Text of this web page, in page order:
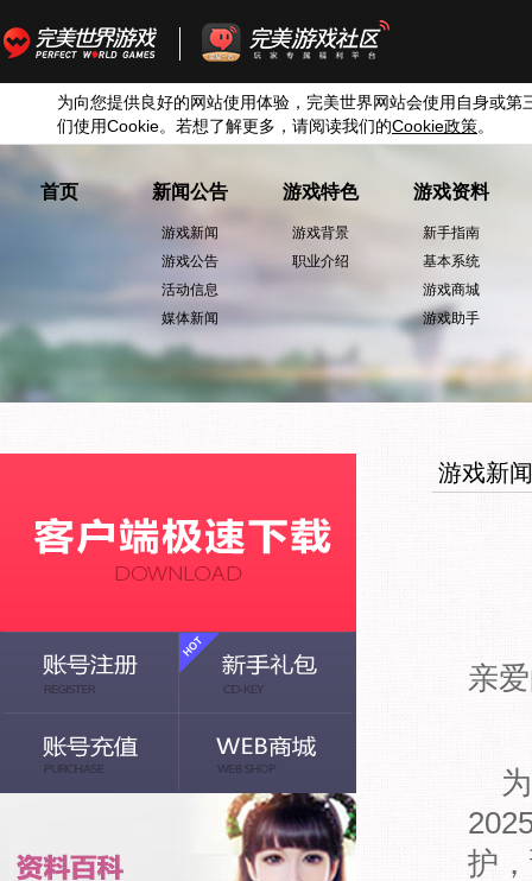
为向您提供良好的网站使用体验，完美世界网站会使用自身或第
们使用Cookie。若想了解更多，请阅读我们的Cookie政策。
首页 新闻公告
游戏新闻
游戏公告
活动信息
媒体新闻
游戏特色
游戏背景
职业介绍
游戏资料
新手指南
基本系统
游戏商城
游戏助手
游戏新闻
亲
为
护